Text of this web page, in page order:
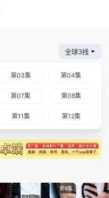
全球3线
第03集 第04集
第07集 第08集
第11集 第12集
第6集